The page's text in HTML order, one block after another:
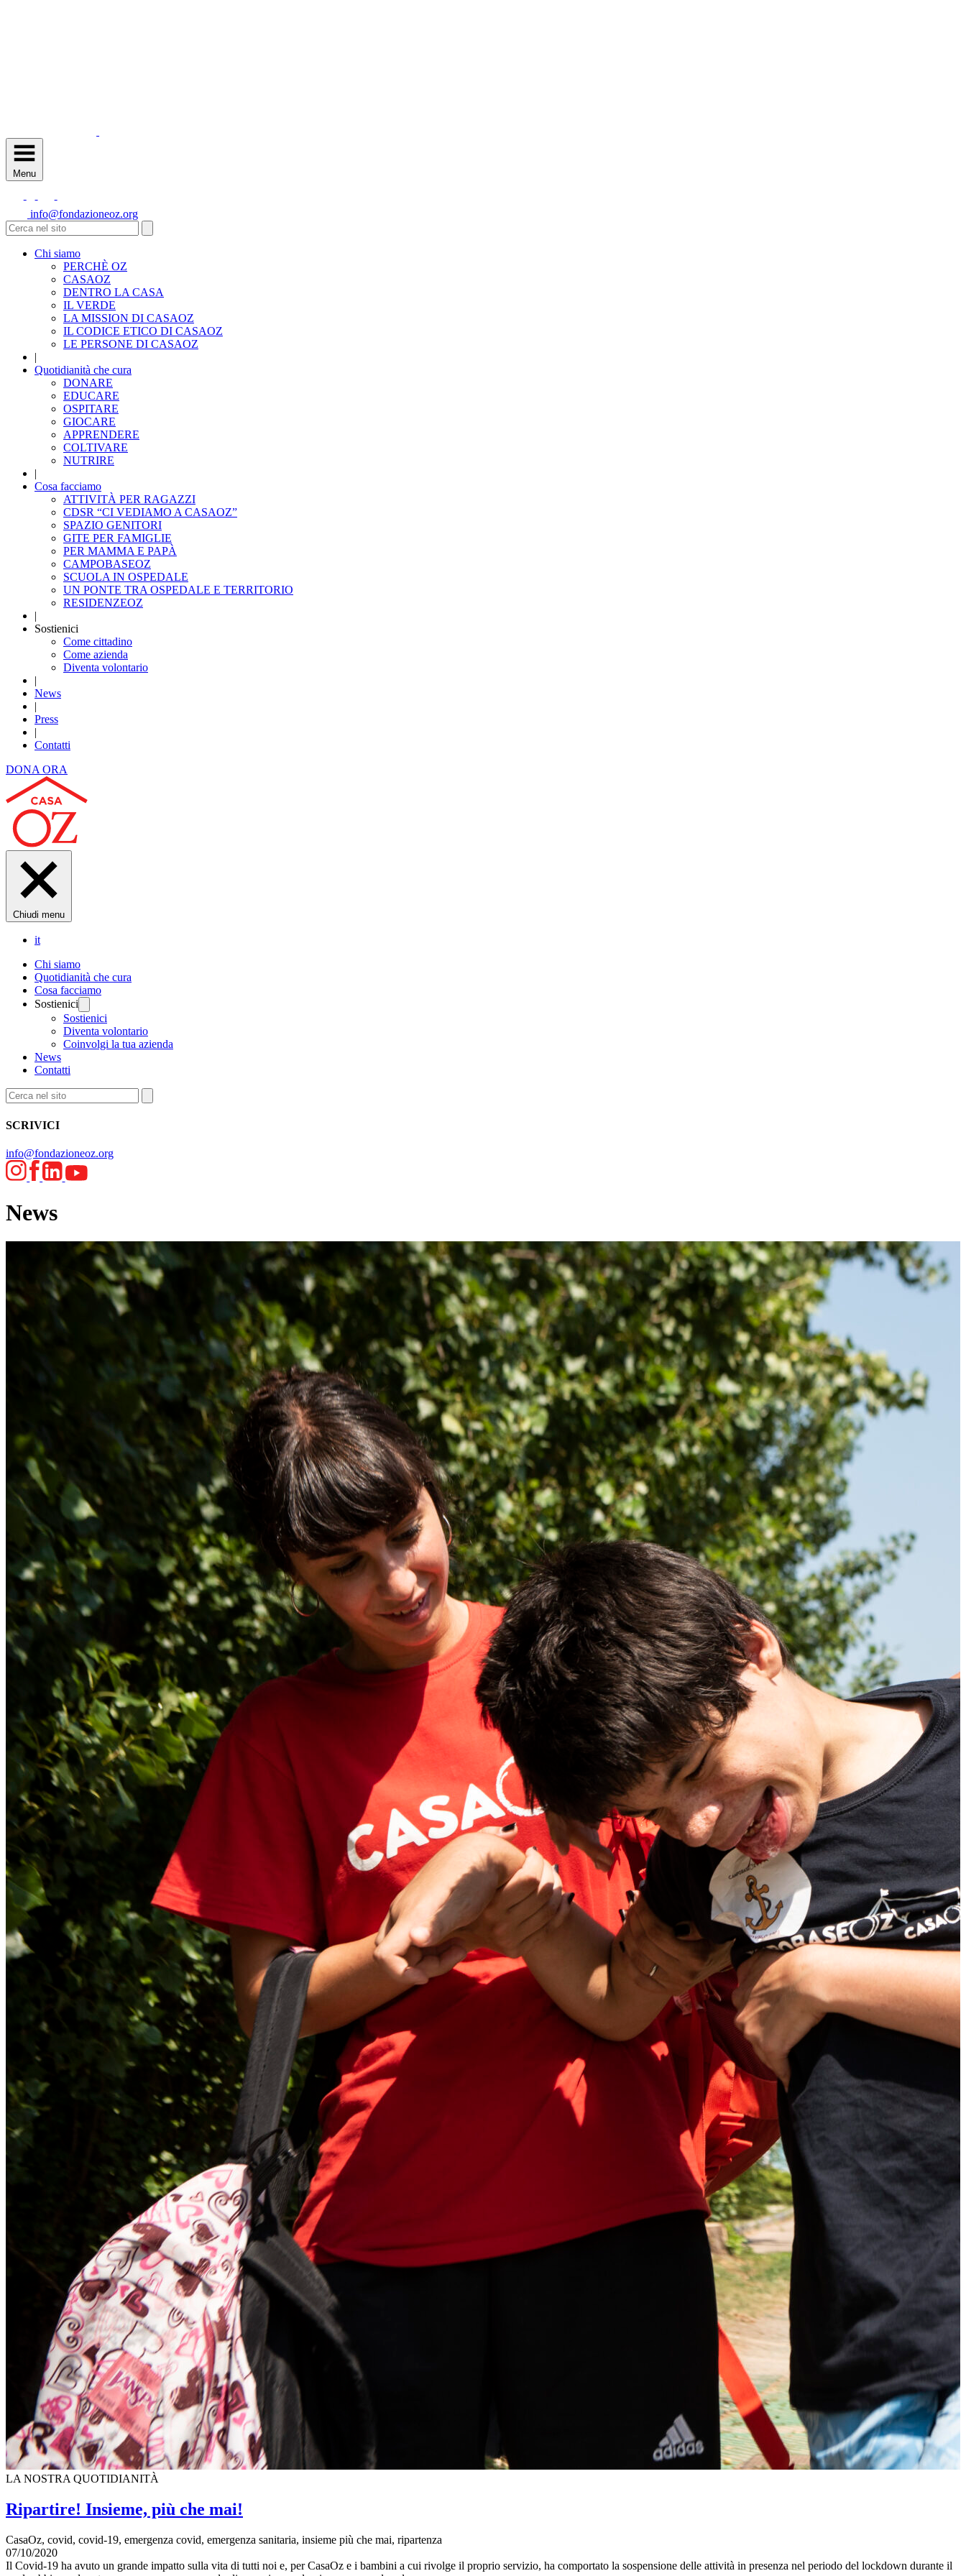
Menu
info@fondazioneoz.org
Chi siamo
PERCHÈ OZ
CASAOZ
DENTRO LA CASA
IL VERDE
LA MISSION DI CASAOZ
IL CODICE ETICO DI CASAOZ
LE PERSONE DI CASAOZ
|
Quotidianità che cura
DONARE
EDUCARE
OSPITARE
GIOCARE
APPRENDERE
COLTIVARE
NUTRIRE
|
Cosa facciamo
ATTIVITÀ PER RAGAZZI
CDSR “CI VEDIAMO A CASAOZ”
SPAZIO GENITORI
GITE PER FAMIGLIE
PER MAMMA E PAPÀ
CAMPOBASEOZ
SCUOLA IN OSPEDALE
UN PONTE TRA OSPEDALE E TERRITORIO
RESIDENZEOZ
|
Sostienici
Come cittadino
Come azienda
Diventa volontario
|
News
|
Press
|
Contatti
DONA ORA
Chiudi menu
it
Chi siamo
Quotidianità che cura
Cosa facciamo
Sostienici
Sostienici
Diventa volontario
Coinvolgi la tua azienda
News
Contatti
SCRIVICI
info@fondazioneoz.org
News
LA NOSTRA QUOTIDIANITÀ
Ripartire! Insieme, più che mai!
CasaOz, covid, covid-19, emergenza covid, emergenza sanitaria, insieme più che mai, ripartenza
07/10/2020
Il Covid-19 ha avuto un grande impatto sulla vita di tutti noi e, per CasaOz e i bambini a cui rivolge il proprio servizio, ha comportato la sospensione delle attività in presenza nel periodo del lockdown durante il